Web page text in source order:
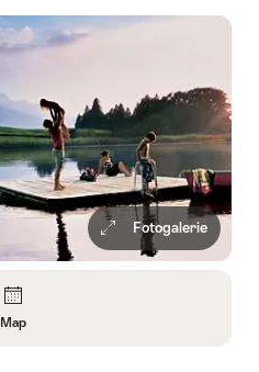
Fotogalerie
Map